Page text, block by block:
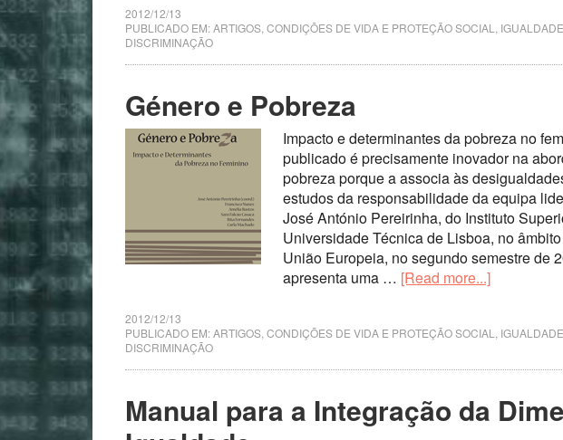
2012/12/13
PUBLICADO EM:ARTIGOS CONDIÇÕES DE VIDA E PROTEÇÃO SOCIAL
DISCRIMINAÇÃO
Género e Pobreza
Impacto e determinantes da pobreza no
publicado é precisamente inovador na
pobreza porque a associa às
estudos da responsabilidade da equipa
José António Pereirinha, do Instituto
Universidade Técnica de Lisboa, no
União Europeia, no segundo semestre de
apresenta uma … [Read more...]
2012/12/13
PUBLICADO EM:ARTIGOS CONDIÇÕES DE VIDA E PROTEÇÃO SOCIAL
DISCRIMINAÇÃO
Manual para a Integração da